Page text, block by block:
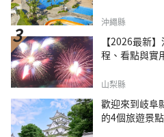
沖繩縣
【2026最新
程、看點與實
山梨縣
歡迎來到岐阜
的4個旅遊景點